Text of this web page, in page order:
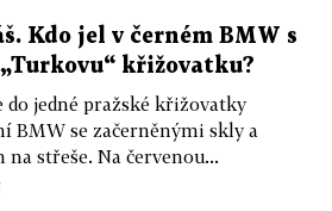
Kdo jel v černém BMW s
křižovatku?
do jedné pražské křižovatky
BMW se začerněnými skly a
střeše. Na červenou...